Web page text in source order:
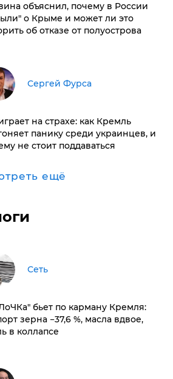
объяснил, почему в России
о Крыме и может ли это
об отказе от полуострова
Сергей Фурса
на страхе: как Кремль
панику среди украинцев, и
не стоит поддаваться
ещё
Сеть
бьет по карману Кремля:
зерна −37,6 %, масла вдвое,
в коллапсе